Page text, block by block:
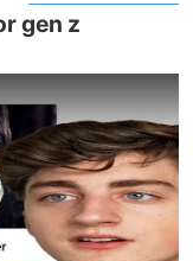
gen z